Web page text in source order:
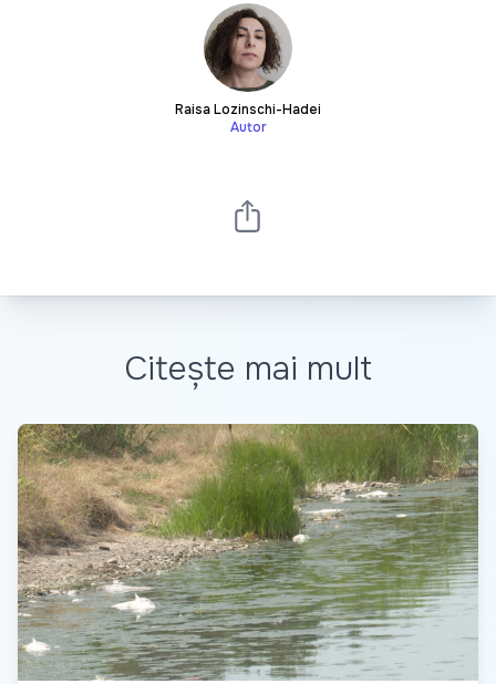
Raisa Lozinschi-Hadei
Autor
Citește mai mult